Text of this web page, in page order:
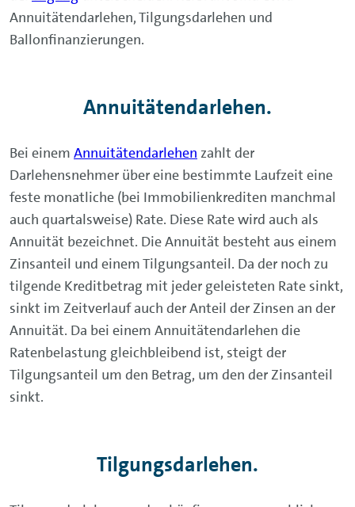
Annuitätendarlehen, Tilgungsdarlehen und
Ballonfinanzierungen.
Annuitätendarlehen.
Bei einem Annuitätendarlehen zahlt der
Darlehensnehmer über eine bestimmte Laufzeit eine
feste monatliche (bei Immobilienkrediten manchmal
auch quartalsweise) Rate. Diese Rate wird auch als
Annuität bezeichnet. Die Annuität besteht aus einem
Zinsanteil und einem Tilgungsanteil. Da der noch zu
tilgende Kreditbetrag mit jeder geleisteten Rate sinkt,
sinkt im Zeitverlauf auch der Anteil der Zinsen an der
Annuität. Da bei einem Annuitätendarlehen die
Ratenbelastung gleichbleibend ist, steigt der
Tilgungsanteil um den Betrag, um den der Zinsanteil
sinkt.
Tilgungsdarlehen.